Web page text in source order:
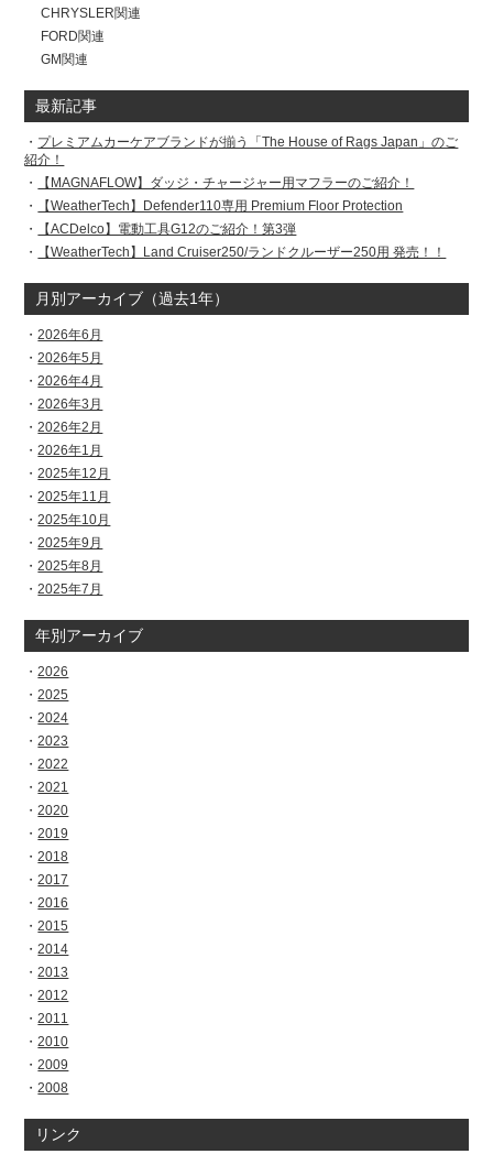
CHRYSLER関連
FORD関連
GM関連
最新記事
プレミアムカーケアブランドが揃う「The House of Rags Japan」のご
紹介！
【MAGNAFLOW】ダッジ・チャージャー用マフラーのご紹介！
【WeatherTech】Defender110専用 Premium Floor Protection
【ACDelco】電動工具G12のご紹介！第3弾
【WeatherTech】Land Cruiser250/ランドクルーザー250用 発売！！
月別アーカイブ（過去1年）
2026年6月
2026年5月
2026年4月
2026年3月
2026年2月
2026年1月
2025年12月
2025年11月
2025年10月
2025年9月
2025年8月
2025年7月
年別アーカイブ
2026
2025
2024
2023
2022
2021
2020
2019
2018
2017
2016
2015
2014
2013
2012
2011
2010
2009
2008
リンク